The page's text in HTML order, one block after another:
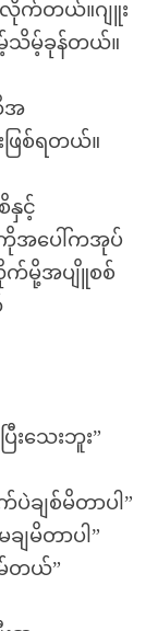
းလိုက်တယ်။ဂျူး
သိမ့်ခုန်တယ်။
အ
ဖြစ်ရတယ်။
နှင့်
အပေါ်ကအုပ်
က်မို့အပျိူစစ်
းသေးဘူး”
ျစ်မိတာပါ”
ျမိတာပါ”
တယ်”